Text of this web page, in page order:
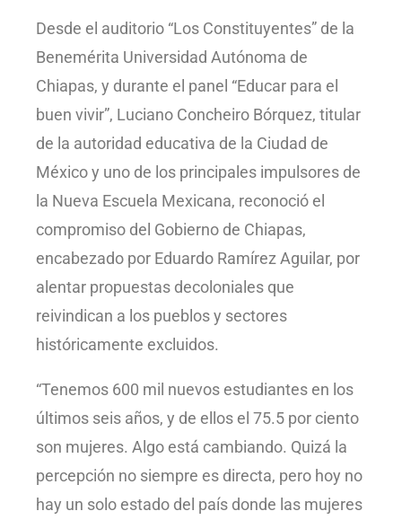
Desde el auditorio “Los Constituyentes” de la
Benemérita Universidad Autónoma de
Chiapas, y durante el panel “Educar para el
buen vivir”, Luciano Concheiro Bórquez, titular
de la autoridad educativa de la Ciudad de
México y uno de los principales impulsores de
la Nueva Escuela Mexicana, reconoció el
compromiso del Gobierno de Chiapas,
encabezado por Eduardo Ramírez Aguilar, por
alentar propuestas decoloniales que
reivindican a los pueblos y sectores
históricamente excluidos.
“Tenemos 600 mil nuevos estudiantes en los
últimos seis años, y de ellos el 75.5 por ciento
son mujeres. Algo está cambiando. Quizá la
percepción no siempre es directa, pero hoy no
hay un solo estado del país donde las mujeres